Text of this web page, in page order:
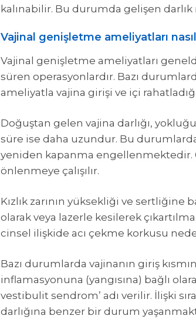
kalınabilir. Bu durumda gelişen
Vajinal genişletme ameliyatları nasıl
Vajinal genişletme ameliyatları
süren operasyonlardır. Bazı
ameliyatla vajina girişi ve içi
Doğuştan gelen vajina darlığı,
süre ise daha uzundur. Bu
yeniden kapanma engellenmektedir.
önlenmeye çalışılır.
Kızlık zarının yüksekliği ve sertliğine
olarak veya lazerle kesilerek
cinsel ilişkide acı çekme korkusu
Bazı durumlarda vajinanın giriş
inflamasyonuna (yangısına) bağlı
vestibulit sendrom’ adı verilir. İlişki
darlığına benzer bir durum